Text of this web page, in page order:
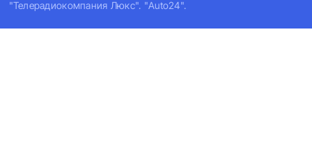
"Телерадиокомпания Люкс". "Auto24".